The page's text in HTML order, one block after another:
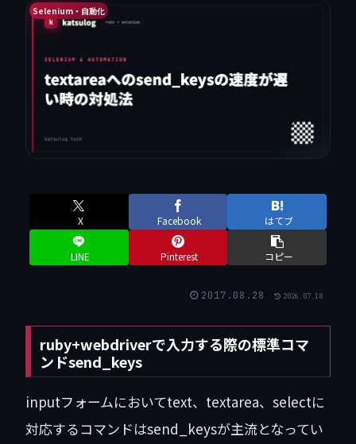
Selenium・自動化
X Facebook はてブ
LINE Pinterest コピー
2017.08.28 2026.07.18
ruby+webdriverで入力する際の標準コマ
ンドsend_keys
inputフォームにおいてtext、textarea、selectに
対応するコマンドはsend_keysが主流となってい